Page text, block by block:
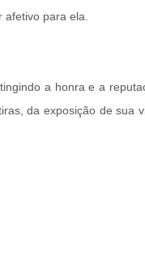
para ela.
a honra e a
da exposição de sua